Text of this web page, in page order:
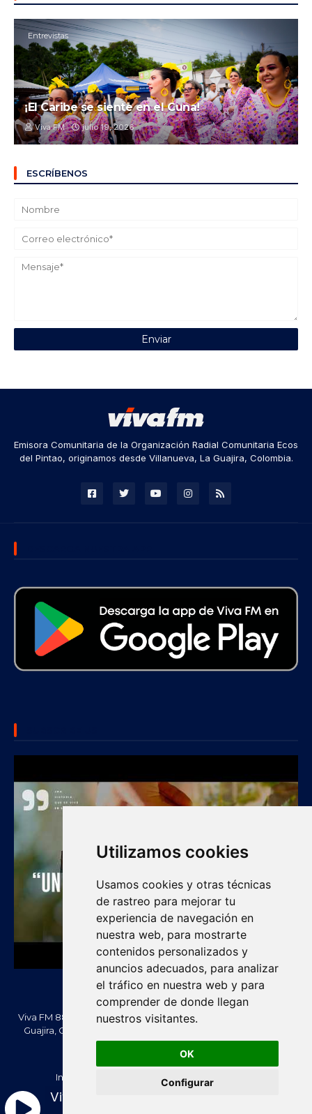
Utilizamos cookies
Usamos cookies y otras técnicas
de rastreo para mejorar tu
experiencia de navegación en
nuestra web, para mostrarte
contenidos personalizados y
anuncios adecuados, para analizar
el tráfico en nuestra web y para
comprender de donde llegan
nuestros visitantes.
OK
Configurar
Viva FM 88.2 - En Vivo
Entrevistas
¡El Caribe se siente en el Cuna!
Viva FM julio 19, 2026
ESCRÍBENOS
Emisora Comunitaria de la Organización Radial Comunitaria Ecos
del Pintao, originamos desde Villanueva, La Guajira, Colombia.
Viva FM 88.2 FM es una emisora comunitaria de Villanueva, La
Guajira, Colombia. Información, noticias, cultura, vallenato y
actualidad regional.
vivafm.com.co
Inicio
Acera de Nosotros
Política de Privacidad